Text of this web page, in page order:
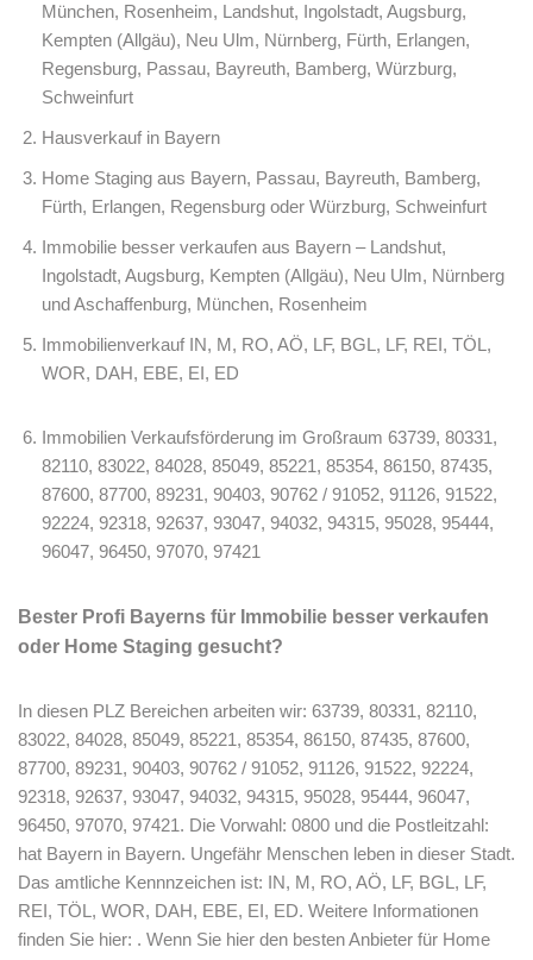
München, Rosenheim, Landshut, Ingolstadt, Augsburg,
Kempten (Allgäu), Neu Ulm, Nürnberg, Fürth, Erlangen,
Regensburg, Passau, Bayreuth, Bamberg, Würzburg,
Schweinfurt
Hausverkauf in Bayern
Home Staging aus Bayern, Passau, Bayreuth, Bamberg,
Fürth, Erlangen, Regensburg oder Würzburg, Schweinfurt
Immobilie besser verkaufen aus Bayern – Landshut,
Ingolstadt, Augsburg, Kempten (Allgäu), Neu Ulm, Nürnberg
und Aschaffenburg, München, Rosenheim
Immobilienverkauf IN, M, RO, AÖ, LF, BGL, LF, REI, TÖL,
WOR, DAH, EBE, EI, ED
Immobilien Verkaufsförderung im Großraum 63739, 80331,
82110, 83022, 84028, 85049, 85221, 85354, 86150, 87435,
87600, 87700, 89231, 90403, 90762 / 91052, 91126, 91522,
92224, 92318, 92637, 93047, 94032, 94315, 95028, 95444,
96047, 96450, 97070, 97421
Bester Profi Bayerns für Immobilie besser verkaufen
oder Home Staging gesucht?
In diesen PLZ Bereichen arbeiten wir: 63739, 80331, 82110,
83022, 84028, 85049, 85221, 85354, 86150, 87435, 87600,
87700, 89231, 90403, 90762 / 91052, 91126, 91522, 92224,
92318, 92637, 93047, 94032, 94315, 95028, 95444, 96047,
96450, 97070, 97421. Die Vorwahl: 0800 und die Postleitzahl:
hat Bayern in Bayern. Ungefähr Menschen leben in dieser Stadt.
Das amtliche Kennnzeichen ist: IN, M, RO, AÖ, LF, BGL, LF,
REI, TÖL, WOR, DAH, EBE, EI, ED. Weitere Informationen
finden Sie hier: . Wenn Sie hier den besten Anbieter für Home